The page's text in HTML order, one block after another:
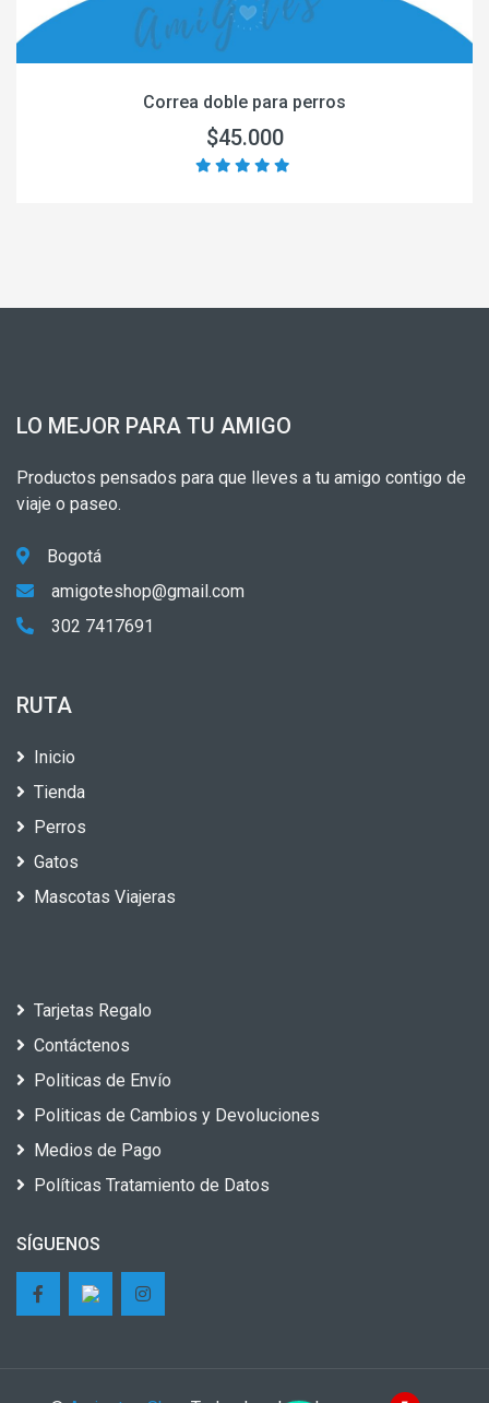
Correa doble para perros
$45.000
LO MEJOR PARA TU AMIGO
Productos pensados para que lleves a tu amigo contigo de
viaje o paseo.
Bogotá
amigoteshop@gmail.com
302 7417691
RUTA
Inicio
Tienda
Perros
Gatos
Mascotas Viajeras
Tarjetas Regalo
Contáctenos
Politicas de Envío
Politicas de Cambios y Devoluciones
Medios de Pago
Políticas Tratamiento de Datos
SÍGUENOS